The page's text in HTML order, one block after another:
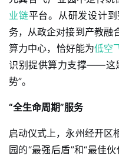
业链平台。从研发设计
务，从政企对接到产教融
算力中心，恰好能为低空
识别提供算力支撑——这
势”。
“全生命周期”服务
启动仪式上，永州经开区
园的“最强后盾”和“最佳伙